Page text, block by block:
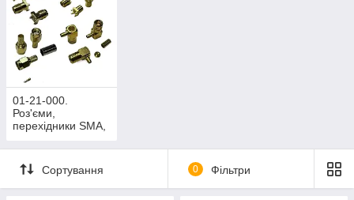
01-21-000.
Роз'єми,
перехідники SMA,
Сортування 0 Фільтри